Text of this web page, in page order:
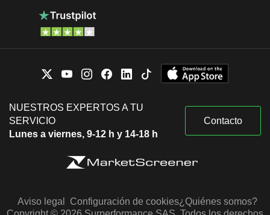
NUESTROS EXPERTOS A TU
SERVICIO
Lunes a viernes, 9-12 h y 14-18 h
Contacto
Aviso legal Configuración de cookies¿Quiénes somos?